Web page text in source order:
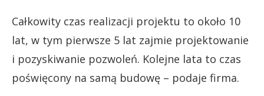
Całkowity czas realizacji projektu to około 10
lat, w tym pierwsze 5 lat zajmie projektowanie
i pozyskiwanie pozwoleń. Kolejne lata to czas
poświęcony na samą budowę – podaje firma.